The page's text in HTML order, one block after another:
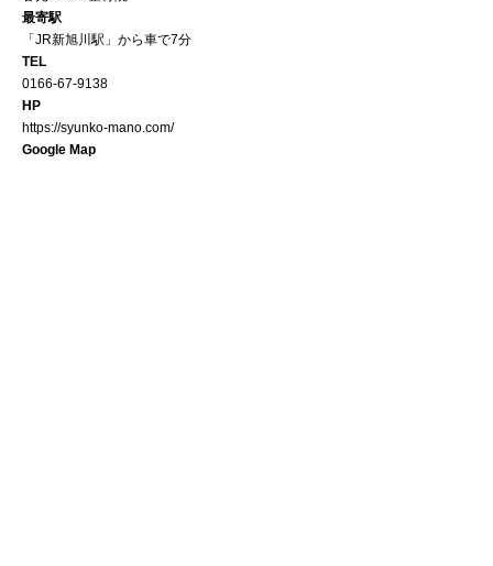
最寄駅
「JR新旭川駅」から車で7分
TEL
0166-67-9138
HP
https://syunko-mano.com/
Google Map